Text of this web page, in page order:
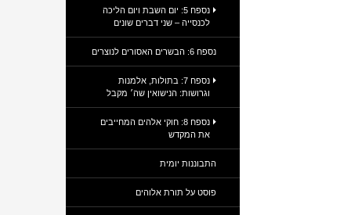
נספח 5: יום השבת ויום הליכה
לכנסייה – שני דברים שונים
נספח 6: הבשרים האסורים לנוצרים
נספח 7: בתולות, אלמנות
וגרושות: הנישואין שה׳ מקבל
נספח 8: חוקי אלהים המחייבים
את המקדש
התבוננות יומית
פוסט על תורת אלוהים